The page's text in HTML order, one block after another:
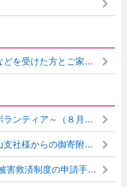
旧優生保護法による優生手術などを受けた方とご家族へ
献血 ～献血は、最も身近なボランティア～（８月・９月）
明治安田生命保険相互会社福山支社様からの御寄附をいただきました
石綿(アスベスト）による健康被害救済制度の申請手続き